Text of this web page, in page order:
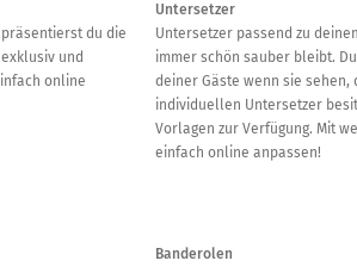
du die
und
online
Untersetzer
Untersetzer passend zu
immer schön sauber bleibt.
deiner Gäste wenn sie sehen,
individuellen Untersetzer
Vorlagen zur Verfügung. Mit
einfach online anpassen!
Banderolen